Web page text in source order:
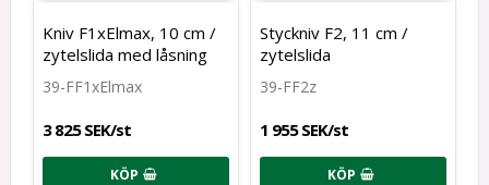
Kniv F1xElmax, 10 cm /
zytelslida med låsning
39-FF1xElmax
3 825 SEK/st
KÖP
Styckniv F2, 11 cm /
zytelslida
39-FF2z
1 955 SEK/st
KÖP